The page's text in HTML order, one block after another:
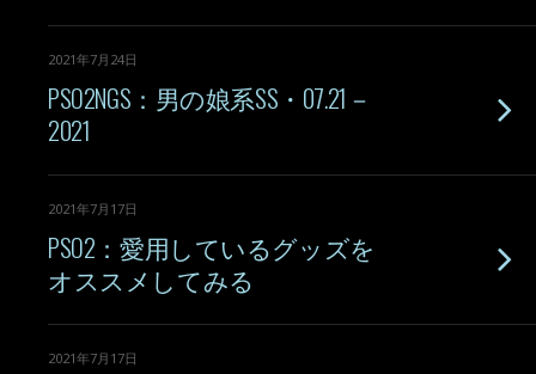
2021年7月24日
PSO2NGS：男の娘系SS・07.21－
2021
2021年7月17日
PSO2：愛用しているグッズを
オススメしてみる
2021年7月17日